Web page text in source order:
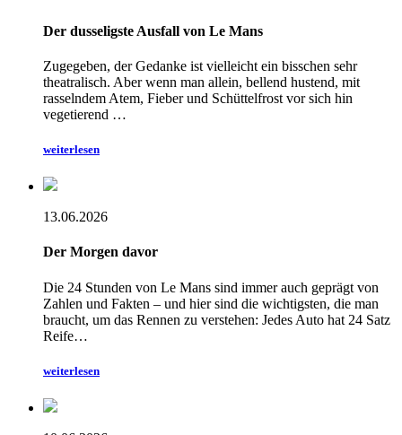
Der dusseligste Ausfall von Le Mans
Zugegeben, der Gedanke ist vielleicht ein bisschen sehr
theatralisch. Aber wenn man allein, bellend hustend, mit
rasselndem Atem, Fieber und Schüttelfrost vor sich hin
vegetierend …
weiterlesen
13.06.2026
Der Morgen davor
Die 24 Stunden von Le Mans sind immer auch geprägt von
Zahlen und Fakten – und hier sind die wichtigsten, die man
braucht, um das Rennen zu verstehen: Jedes Auto hat 24 Satz
Reife…
weiterlesen